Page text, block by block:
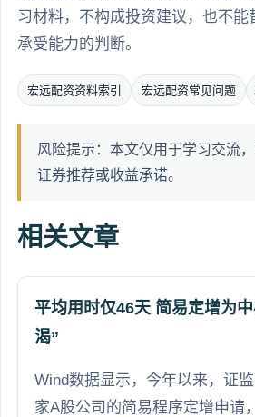
习材料，不构成投资建议，也不
承受能力的判断。
宏远配资资料索引 宏远配资常见问题
风险提示：本文仅用于学习交流
证券推荐或收益承诺。
相关文章
平均用时仅46天 简易定增为
渴”
Wind数据显示，今年以来，证
家A股公司的简易程序定增申请